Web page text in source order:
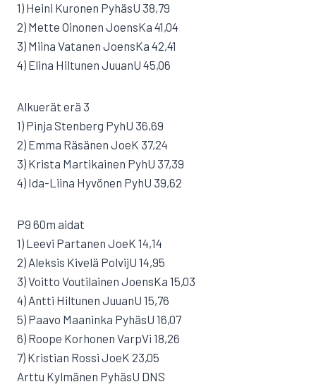
1) Heini Kuronen PyhäsU 38,79
2) Mette Oinonen JoensKa 41,04
3) Miina Vatanen JoensKa 42,41
4) Elina Hiltunen JuuanU 45,06
Alkuerät erä 3
1) Pinja Stenberg PyhU 36,69
2) Emma Räsänen JoeK 37,24
3) Krista Martikainen PyhU 37,39
4) Ida-Liina Hyvönen PyhU 39,62
P9 60m aidat
1) Leevi Partanen JoeK 14,14
2) Aleksis Kivelä PolvijU 14,95
3) Voitto Voutilainen JoensKa 15,03
4) Antti Hiltunen JuuanU 15,76
5) Paavo Maaninka PyhäsU 16,07
6) Roope Korhonen VarpVi 18,26
7) Kristian Rossi JoeK 23,05
Arttu Kylmänen PyhäsU DNS